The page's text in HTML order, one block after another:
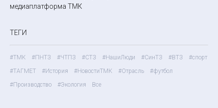
медиаплатформа ТМК
ТЕГИ
#ТМК #ПНТЗ #ЧТПЗ #СТЗ #НашиЛюди #СинТЗ #ВТЗ
#спорт
#ТАГМЕТ
#История #НовостиТМК #Отрасль
#футбол
#Производство
#Экология Все